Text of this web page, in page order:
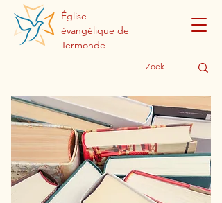
Église
évangélique de
Termonde